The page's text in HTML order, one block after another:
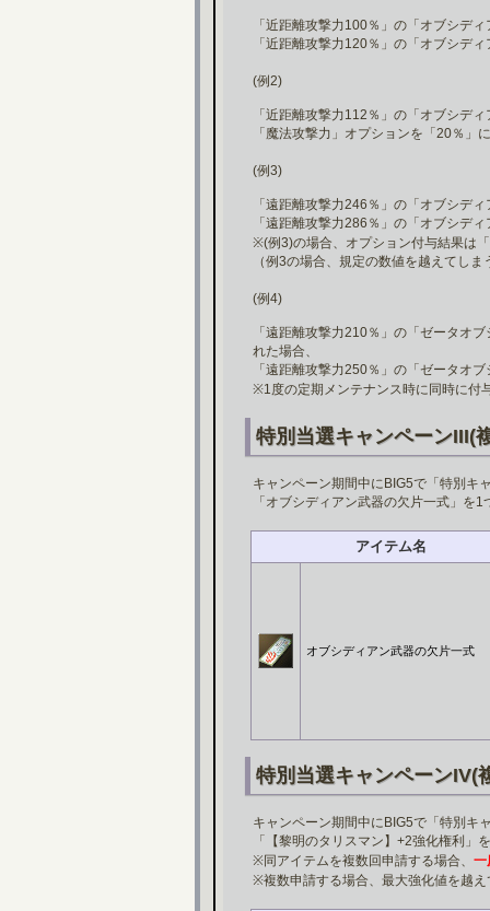
「近距離攻撃力100％」の「オブシデ
「近距離攻撃力120％」の「オブシデ
(例2)
「近距離攻撃力112％」の「オブシデ
「魔法攻撃力」オプションを「20％」
(例3)
「遠距離攻撃力246％」の「オブシデ
「遠距離攻撃力286％」の「オブシデ
※(例3)の場合、オプション付与結果は
（例3の場合、規定の数値を越えてし
(例4)
「遠距離攻撃力210％」の「ゼータオ
れた場合、
「遠距離攻撃力250％」の「ゼータオ
※1度の定期メンテナンス時に同時に付
特別当選キャンペーンIII(
キャンペーン期間中にBIG5で「特別キ
「オブシディアン武器の欠片一式」を
アイテム名
オブシディアン武器の欠片一式
特別当選キャンペーンIV(
キャンペーン期間中にBIG5で「特別キ
「【黎明のタリスマン】+2強化権利」
※同アイテムを複数回申請する場合、 一
※複数申請する場合、最大強化値を越